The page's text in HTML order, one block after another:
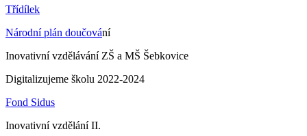
Třídílek
Národní plán doučování
Inovativní vzdělávání ZŠ a MŠ Šebkovice
Digitalizujeme školu 2022-2024
Fond Sidus
Inovativní vzdělání II.